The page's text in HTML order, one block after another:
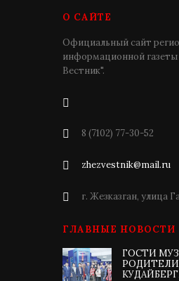
О САЙТЕ
Официальный сайт
информационной газеты
Вестник".
8 (7102) 77-30-52
zhezvestnik@mail.ru
г. Жезказган, улица
ГЛАВНЫЕ НОВОСТИ
ГОСТИ